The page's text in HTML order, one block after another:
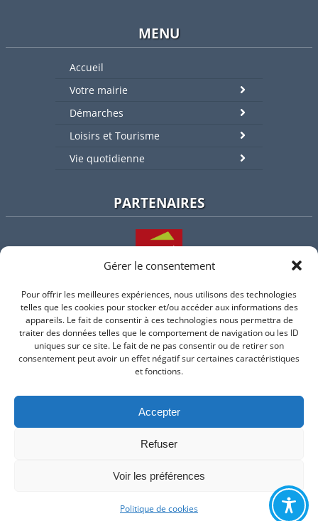
Gérer le consentement
Pour offrir les meilleures expériences, nous utilisons des technologies
telles que les cookies pour stocker et/ou accéder aux informations des
appareils. Le fait de consentir à ces technologies nous permettra de
traiter des données telles que le comportement de navigation ou les ID
uniques sur ce site. Le fait de ne pas consentir ou de retirer son
consentement peut avoir un effet négatif sur certaines caractéristiques
et fonctions.
Accepter
Refuser
Voir les préférences
Politique de cookies
MENU
Accueil
Votre mairie
Démarches
Loisirs et Tourisme
Vie quotidienne
PARTENAIRES
L'intercommunalité
Intramuros
Suivez-nous sur Facebook
Site